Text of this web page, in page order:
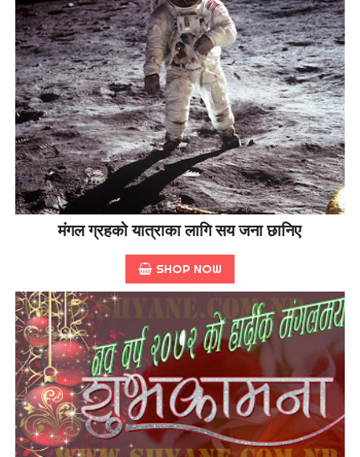
मंगल ग्रहको यात्राका लागि सय जना छानिए
SHOP NOW